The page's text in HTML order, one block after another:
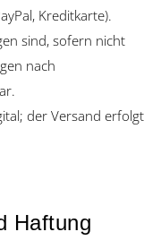
Kreditkarte).
sind, sofern nicht
nach
der Versand erfolgt
Haftung